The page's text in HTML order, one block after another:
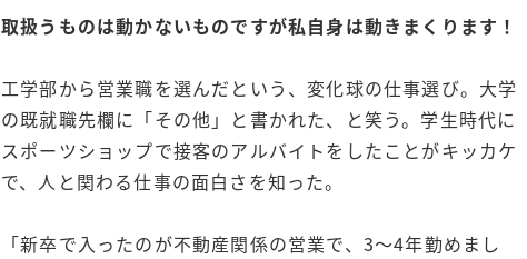
取扱うものは動かないものですが私自身は動きまくります！
工学部から営業職を選んだという、変化球の仕事選び。大学
の既就職先欄に「その他」と書かれた、と笑う。学生時代に
スポーツショップで接客のアルバイトをしたことがキッカケ
で、人と関わる仕事の面白さを知った。
「新卒で入ったのが不動産関係の営業で、3〜4年勤めまし